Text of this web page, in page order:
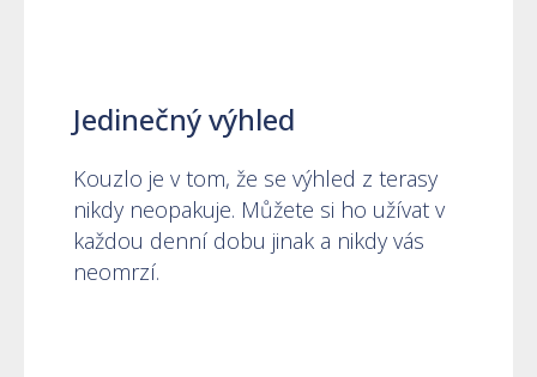
Jedinečný výhled
Kouzlo je v tom, že se výhled z terasy
nikdy neopakuje. Můžete si ho užívat v
každou denní dobu jinak a nikdy vás
neomrzí.